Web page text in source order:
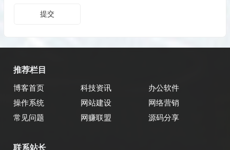
推荐栏目
博客首页 科技资讯
办公软件
操作系统
网站建设
网络营销
常见问题
网赚联盟 源码分享
联系站长